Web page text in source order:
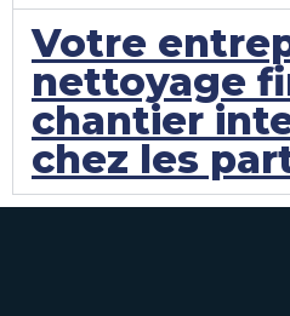
Votre
nettoyage
chantier
chez les